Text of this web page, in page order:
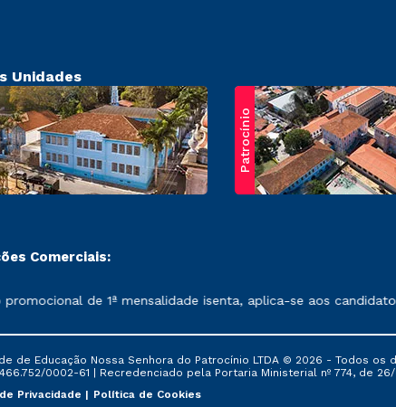
Unidades
Patrocínio
Comerciais:
de rematrícula conforme exposto no contrato de
de 1ª mensalidade isenta, aplica-se aos
de Educação Nossa Senhora do Patrocínio LTDA © 2026 - Todos os
0002-61 | Recredenciado pela Portaria Ministerial nº 774, de 26/
Privacidade
Política de Cookies